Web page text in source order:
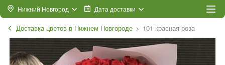
Нижний Новгород Дата доставки
Доставка цветов в Нижнем Новгороде 101 красная роза